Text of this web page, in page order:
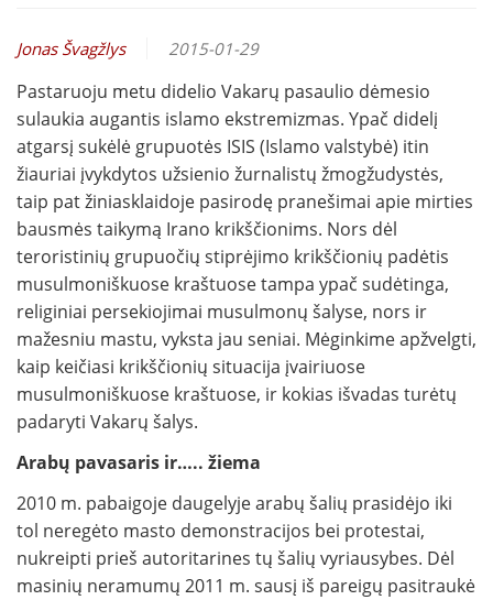
Jonas Švagžlys 2015-01-29
Pastaruoju metu didelio Vakarų pasaulio dėmesio
sulaukia augantis islamo ekstremizmas. Ypač didelį
atgarsį sukėlė grupuotės ISIS (Islamo valstybė) itin
žiauriai įvykdytos užsienio žurnalistų žmogžudystės,
taip pat žiniasklaidoje pasirodę pranešimai apie mirties
bausmės taikymą Irano krikščionims. Nors dėl
teroristinių grupuočių stiprėjimo krikščionių padėtis
musulmoniškuose kraštuose tampa ypač sudėtinga,
religiniai persekiojimai musulmonų šalyse, nors ir
mažesniu mastu, vyksta jau seniai. Mėginkime apžvelgti,
kaip keičiasi krikščionių situacija įvairiuose
musulmoniškuose kraštuose, ir kokias išvadas turėtų
padaryti Vakarų šalys.
Arabų pavasaris ir….. žiema
2010 m. pabaigoje daugelyje arabų šalių prasidėjo iki
tol neregėto masto demonstracijos bei protestai,
nukreipti prieš autoritarines tų šalių vyriausybes. Dėl
masinių neramumų 2011 m. sausį iš pareigų pasitraukė